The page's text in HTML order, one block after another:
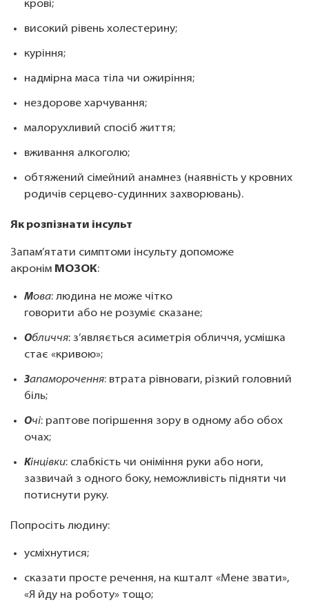
крові;
високий рівень холестерину;
куріння;
надмірна маса тіла чи ожиріння;
нездорове харчування;
малорухливий спосіб життя;
вживання алкоголю;
обтяжений сімейний анамнез (наявність у кровних
родичів серцево-судинних захворювань).
Як розпізнати інсульт
Запам’ятати симптоми інсульту допоможе
акронім МОЗОК:
Мова: людина не може чітко
говорити або не розуміє сказане;
Обличчя: з’являється асиметрія обличчя, усмішка
стає «кривою»;
Запаморочення: втрата рівноваги, різкий головний
біль;
Очі: раптове погіршення зору в одному або обох
очах;
Кінцівки: слабкість чи оніміння руки або ноги,
зазвичай з одного боку, неможливість підняти чи
потиснути руку.
Попросіть людину:
усміхнутися;
сказати просте речення, на кшталт «Мене звати»,
«Я йду на роботу» тощо;